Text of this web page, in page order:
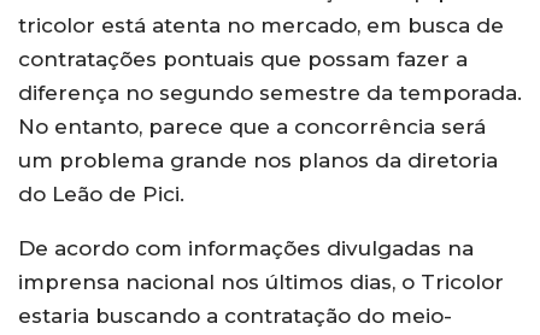
tricolor está atenta no mercado, em busca de
contratações pontuais que possam fazer a
diferença no segundo semestre da temporada.
No entanto, parece que a concorrência será
um problema grande nos planos da diretoria
do Leão de Pici.
De acordo com informações divulgadas na
imprensa nacional nos últimos dias, o Tricolor
estaria buscando a contratação do meio-